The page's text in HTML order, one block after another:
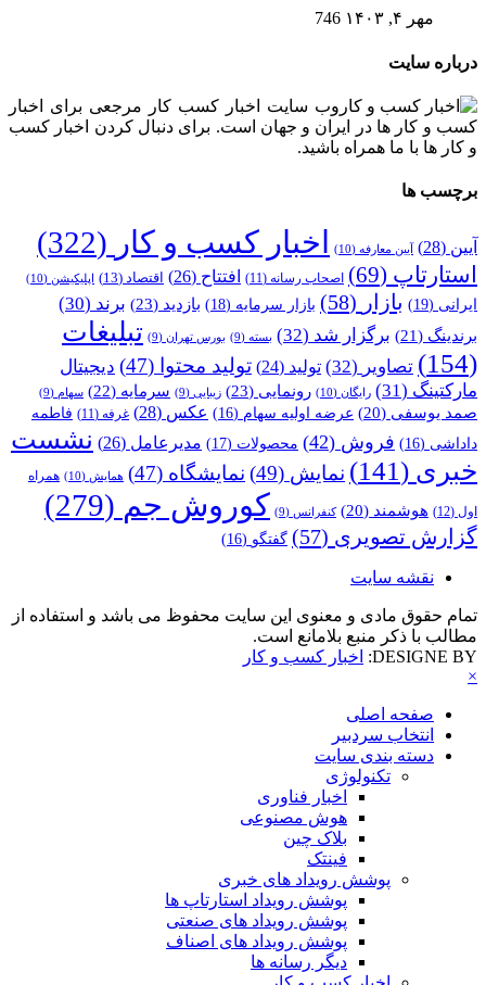
مهر ۴, ۱۴۰۳ 746
درباره سایت
وب سایت اخبار کسب کار مرجعی برای اخبار
کسب و کار ها در ایران و جهان است. برای دنبال کردن اخبار کسب
و کار ها با ما همراه باشید.
برچسب ها
آیین (28) آیین معارفه (10) اخبار کسب و کار (322)
استارتاپ (69) اصحاب رسانه (11) افتتاح (26) اقتصاد (13) اپلیکیشن (10)
ایرانی (19) بازار (58) بازار سرمایه (18) بازدید (23) برند (30)
برندینگ (21) برگزار شد (32) بسته (9) بورس تهران (9)
تبلیغات
(154)
تصاویر (32) تولید (24) تولید محتوا (47)
دیجیتال
مارکتینگ (31) رایگان (10) رونمایی (23) زیبایی (9) سرمایه (22) سهام (9)
صمد یوسفی (20) عرضه اولیه سهام (16) عکس (28) غرفه (11)
فاطمه
داداشی (16) فروش (42) محصولات (17) مدیرعامل (26)
نشست
خبری (141) نمایش (49) نمایشگاه (47) همایش (10) همراه
اول (12) هوشمند (20) کنفرانس (9) کوروش جم (279)
گزارش تصویری (57) گفتگو (16)
نقشه سایت
تمام حقوق مادی و معنوی این سایت محفوظ می باشد و استفاده از
مطالب با ذکر منبع بلامانع است.
DESIGNE BY:
اخبار کسب و کار
×
صفحه اصلی
انتخاب سردبیر
دسته بندی سایت
تکنولوژی
اخبار فناوری
هوش مصنوعی
بلاک چین
فینتک
پوشش رویداد های خبری
پوشش رویداد استارتاپ ها
پوشش رویداد های صنعتی
پوشش رویداد های اصناف
دیگر رسانه ها